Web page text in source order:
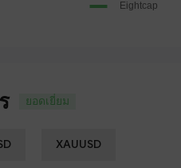
ยอดเยี่ยม
XAUUSD